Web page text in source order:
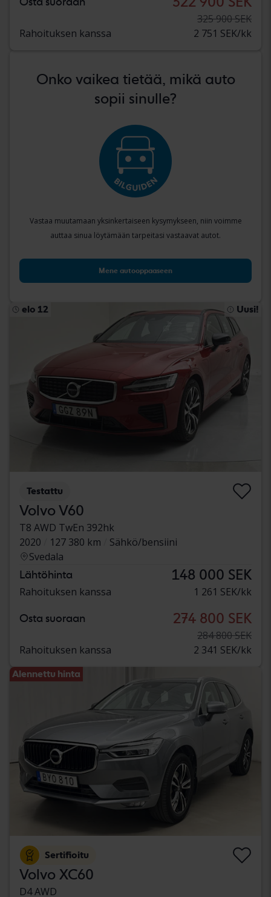
325 900 SEK
Rahoituksen kanssa
2 751 SEK/kk
Onko vaikea tietää, mikä auto
sopii sinulle?
Vastaa muutamaan yksinkertaiseen kysymykseen, niin voimme
auttaa sinua löytämään tarpeitasi vastaavat autot.
Mene autooppaaseen
elo 12 Uusi!
Testattu
Volvo V60
T8 AWD TwEn 392hk
2020
127 380 km
Sähkö/bensiini
Svedala
Lähtöhinta 148 000 SEK
Rahoituksen kanssa 1 261 SEK/kk
Osta suoraan 274 800 SEK
284 800 SEK
Rahoituksen kanssa
2 341 SEK/kk
Alennettu hinta
Sertifioitu
Volvo XC60
D4 AWD